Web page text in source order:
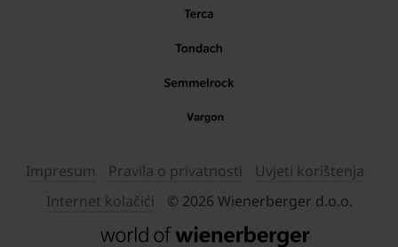
Impresum Pravila o privatnosti
Uvjeti korištenja
Internet kolačići
© 2026 Wienerberger d.o.o.